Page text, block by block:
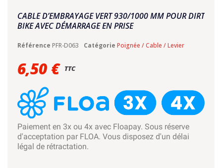
CABLE D’EMBRAYAGE VERT 930/1000 MM POUR DIRT
BIKE AVEC DÉMARRAGE EN PRISE
Référence PFR-D063 Catégorie Poignée / Cable / Levier
6,50 € TTC
Paiement en 3x ou 4x avec Floapay. Sous réserve
d'acceptation par FLOA. Vous disposez d'un délai
légal de rétractation.